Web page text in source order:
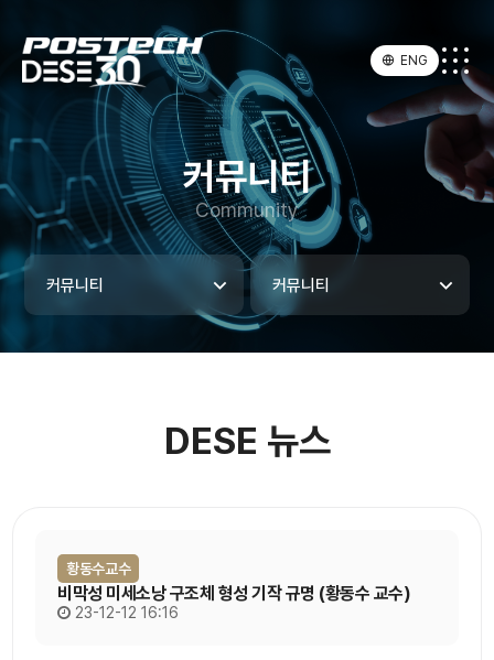
ENG
커뮤니티
Community
커뮤니티 커뮤니티
DESE 뉴스
황동수교수
비막성 미세소낭 구조체 형성 기작 규명 (황동수 교수)
23-12-12 16:16